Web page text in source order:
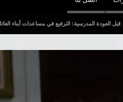
الترفيع في مساعدات أبناء العائلات المعوزة